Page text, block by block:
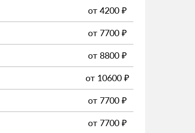
от 4200 ₽
от 7700 ₽
от 8800 ₽
от 10600 ₽
от 7700 ₽
от 7700 ₽